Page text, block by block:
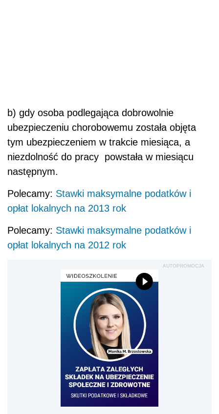
b) gdy osoba podlegająca dobrowolnie
ubezpieczeniu chorobowemu została objęta
tym ubezpieczeniem w trakcie miesiąca, a
niezdolność do pracy powstała w miesiącu
następnym.
Polecamy: Stawki maksymalne podatków i
opłat lokalnych na 2013 rok
Polecamy: Stawki maksymalne podatków i
opłat lokalnych na 2012 rok
AUTOPROMOCJA